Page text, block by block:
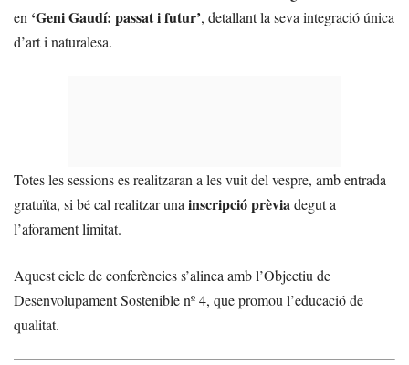
en ‘Geni Gaudí: passat i futur’, detallant la seva integració única
d’art i naturalesa.
Totes les sessions es realitzaran a les vuit del vespre, amb entrada
gratuïta, si bé cal realitzar una inscripció prèviadegut a
l’aforament limitat.
Aquest cicle de conferències s’alinea amb l’Objectiu de
Desenvolupament Sostenible nº 4, que promou l’educació de
qualitat.